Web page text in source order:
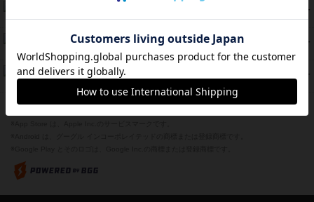
PT
紹介文あり 1件の投稿
PT
スーパーストア3000
37 PT
フリップ７：復讐心とともに